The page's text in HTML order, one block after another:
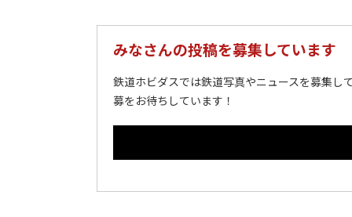
みなさんの投稿を募集しています
鉄道ホビダスでは鉄道写真やニュースを募集し
募をお待ちしています！